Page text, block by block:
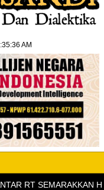
AM
RT SEMARAKKAN HUT